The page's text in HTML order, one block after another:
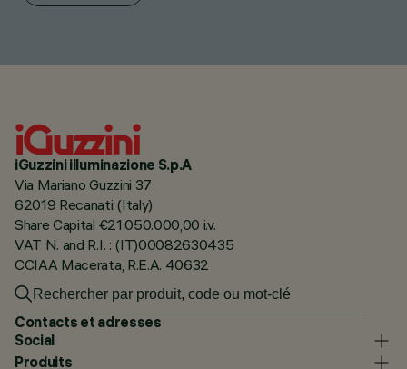
iGuzzini illuminazione S.p.A
Via Mariano Guzzini 37
62019 Recanati (Italy)
Share Capital €21.050.000,00 i.v.
VAT N. and R.I. : (IT)00082630435
CCIAA Macerata, R.E.A. 40632
Contacts et adresses
Social
Produits